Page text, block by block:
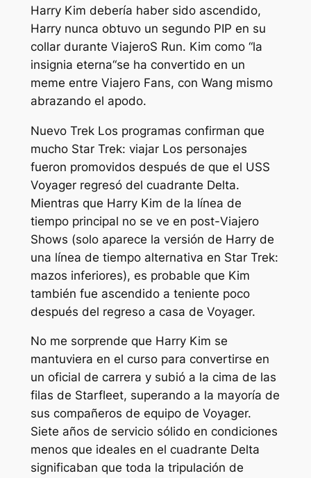
Harry Kim debería haber sido ascendido,
Harry nunca obtuvo un segundo PIP en su
collar durante ViajeroS Run. Kim como “la
insignia eterna“se ha convertido en un
meme entre ViajeroFans, con Wang mismo
abrazando el apodo.
Nuevo TrekLos programas confirman que
mucho Star Trek: viajar Los personajes
fueron promovidos después de que el USS
Voyager regresó del cuadrante Delta.
Mientras que Harry Kim de la línea de
tiempo principal no se ve en post-Viajero
Shows (solo aparece la versión de Harry de
una línea de tiempo alternativa en Star Trek:
mazos inferiores), es probable que Kim
también fue ascendido a teniente poco
después del regreso a casa de Voyager.
No me sorprende que Harry Kim se
mantuviera en el curso para convertirse en
un oficial de carrera y subió a la cima de las
filas de Starfleet, superando a la mayoría de
sus compañeros de equipo de Voyager.
Siete años de servicio sólido en condiciones
menos que ideales en el cuadrante Delta
significaban que toda la tripulación de